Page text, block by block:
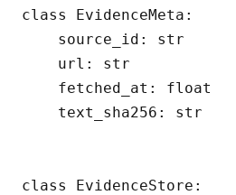
class EvidenceMeta:
    source_id: str
    url: str
    fetched_at: float
    text_sha256: str
class EvidenceStore: